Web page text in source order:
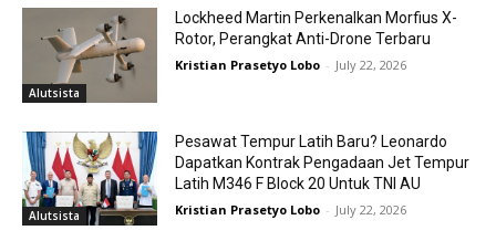
Alutsista
Lockheed Martin Perkenalkan Morfius X-
Rotor, Perangkat Anti-Drone Terbaru
Kristian Prasetyo Lobo - July 22, 2026
Alutsista
Pesawat Tempur Latih Baru? Leonardo
Dapatkan Kontrak Pengadaan Jet Tempur
Latih M346 F Block 20 Untuk TNI AU
Kristian Prasetyo Lobo - July 22, 2026